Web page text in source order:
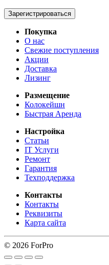
Зарегистрироваться
Покупка
О нас
Свежие поступления
Акции
Доставка
Лизинг
Размещение
Колокейшн
Быстрая Аренда
Настройка
Статьи
IT Услуги
Ремонт
Гарантия
Техподдержка
Контакты
Контакты
Реквизиты
Карта сайта
© 2026 ForPro